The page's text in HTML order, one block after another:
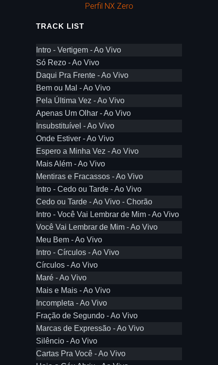
Perfil NX Zero
TRACK LIST
Intro - Vertigem - Ao Vivo
Só Rezo - Ao Vivo
Daqui Pra Frente - Ao Vivo
Bem ou Mal - Ao Vivo
Pela Última Vez - Ao Vivo
Apenas Um Olhar - Ao Vivo
Insubstituível - Ao Vivo
Onde Estiver - Ao Vivo
Espero a Minha Vez - Ao Vivo
Mais Além - Ao Vivo
Mentiras e Fracassos - Ao Vivo
Intro - Cedo ou Tarde - Ao Vivo
Cedo ou Tarde - Ao Vivo - Chorão
Intro - Você Vai Lembrar de Mim - Ao Vivo
Você Vai Lembrar de Mim - Ao Vivo
Meu Bem - Ao Vivo
Intro - Círculos - Ao Vivo
Círculos - Ao Vivo
Maré - Ao Vivo
Mais e Mais - Ao Vivo
Incompleta - Ao Vivo
Fração de Segundo - Ao Vivo
Marcas de Expressão - Ao Vivo
Silêncio - Ao Vivo
Cartas Pra Você - Ao Vivo